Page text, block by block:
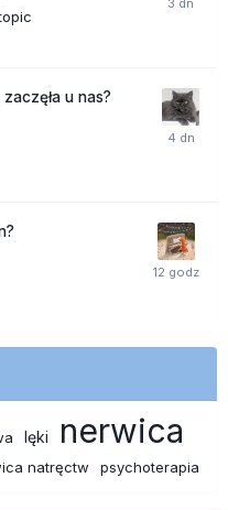
u nas?
lęki nerwica
natręctw psychoterapia